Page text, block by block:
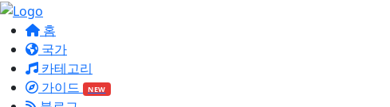
홈
국가
카테고리
가이드
NEW